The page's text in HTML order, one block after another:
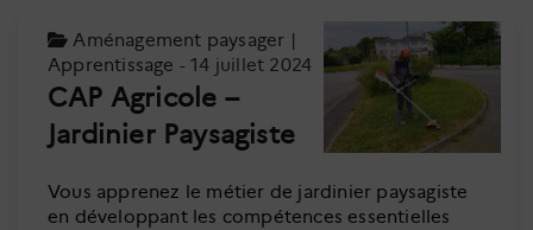
Aménagement paysager |
Apprentissage - 14 juillet 2024
CAP Agricole –
Jardinier Paysagiste
Vous apprenez le métier de jardinier paysagiste
en développant les compétences essentielles